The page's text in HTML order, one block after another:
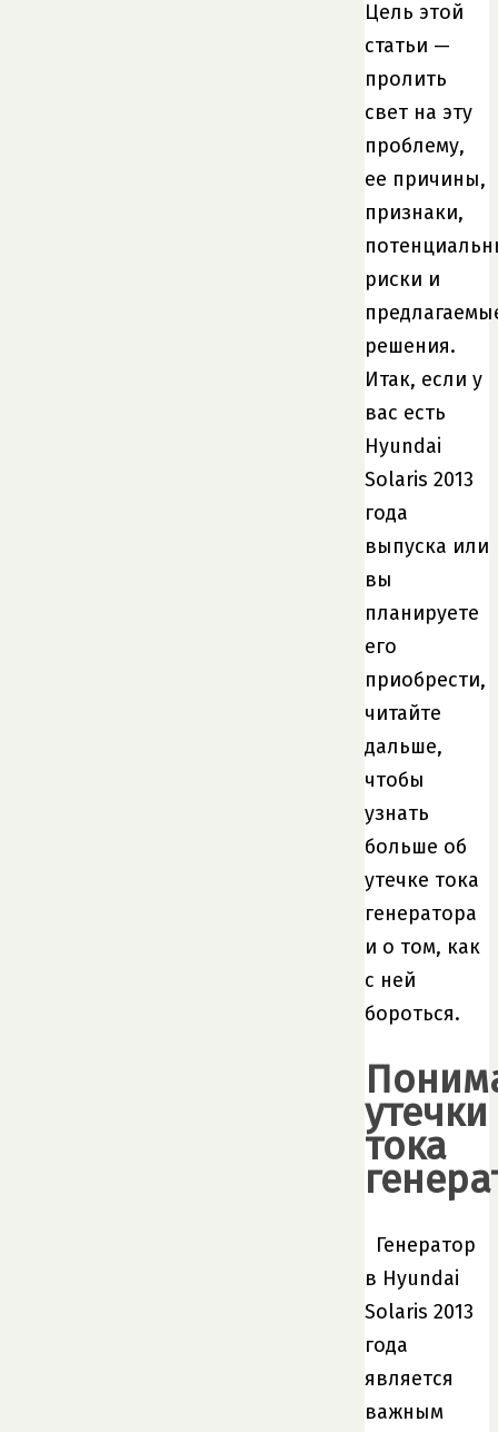
Цель этой
статьи —
пролить
свет на эту
проблему,
ее причины,
признаки,
риски и
решения.
Итак, если у
вас есть
Hyundai
Solaris 2013
года
выпуска или
вы
планируете
его
приобрести,
читайте
дальше,
чтобы
узнать
больше об
утечке тока
генератора
и о том, как
с ней
бороться.
утечки
тока
Генератор
в Hyundai
Solaris 2013
года
является
важным